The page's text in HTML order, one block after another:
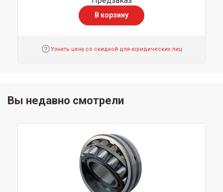
В корзину
Узнать цену со скидкой для юридических лиц
Вы недавно смотрели